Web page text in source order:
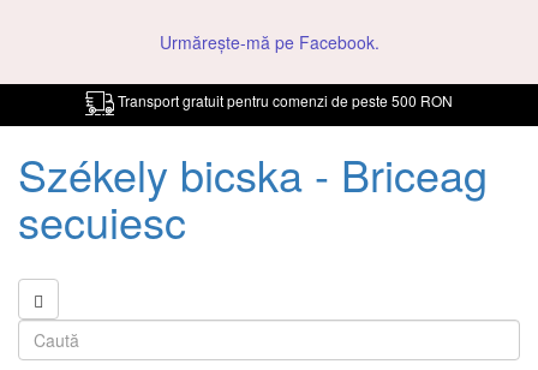
Urmărește-mă pe Facebook.
Transport gratuit pentru comenzi de peste 500 RON
Székely bicska - Briceag
secuiesc